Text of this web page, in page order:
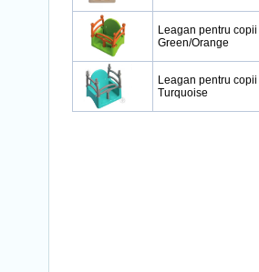
Leagan pentru
Green/Orange
Leagan pentru
Turquoise